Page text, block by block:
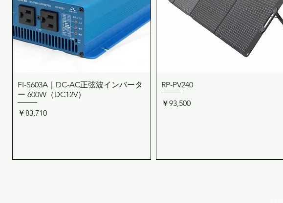
クイックビュー
FI-S603A｜DC-AC正弦波インバータ
ー 600W（DC12V）
価格
￥83,710
RP-PV240
価格
￥93,500